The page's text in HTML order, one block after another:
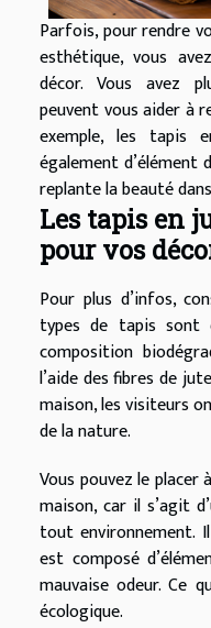
Parfois, pour rendre
esthétique, vous
décor. Vous avez
peuvent vous aider à
exemple, les tapis
également
replante la beauté
Les tapis en
pour vos
Pour plus d’infos,
types de tapis
composition
l’aide des fibres de
maison, les visiteurs
de la nature.
Vous pouvez le
maison, car il s’agit
tout environnement.
est composé
mauvaise odeur. Ce
écologique.